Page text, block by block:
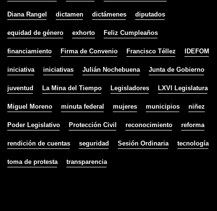
Diana Rangel dictamen dictámenes diputados
equidad de género exhorto Feliz Cumpleaños
financiamiento Firma de Convenio Francisco Téllez IDEFOM
iniciativa iniciativas Julián Nochebuena Junta de Gobierno
juventud La Mina del Tiempo Legisladores LXVI Legislatura
Miguel Moreno minuta federal mujeres municipios niñez
Poder Legislativo Protección Civil reconocimiento reforma
rendición de cuentas seguridad Sesión Ordinaria tecnología
toma de protesta transparencia